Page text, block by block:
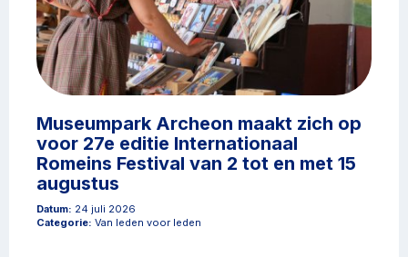
Museumpark Archeon maakt zich op
voor 27e editie Internationaal
Romeins Festival van 2 tot en met 15
augustus
Datum: 24 juli 2026
Categorie: Van leden voor leden